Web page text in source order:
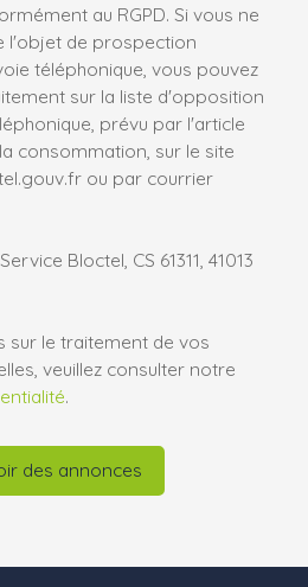
au RGPD. Si vous ne
l'objet de prospection
téléphonique, vous pouvez
sur la liste d'opposition
prévu par l'article
consommation, sur le site
ou par courrier
Bloctel, CS 61311, 41013
sur le traitement de vos
veuillez consulter notre
.
des annonces